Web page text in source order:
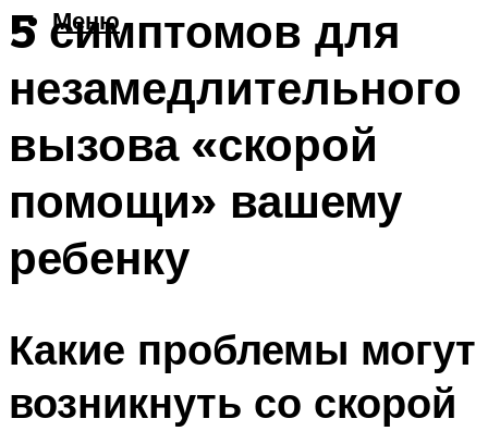
Меню
5 симптомов для
незамедлительного
вызова «скорой
помощи» вашему
ребенку
Какие проблемы могут
возникнуть со скорой